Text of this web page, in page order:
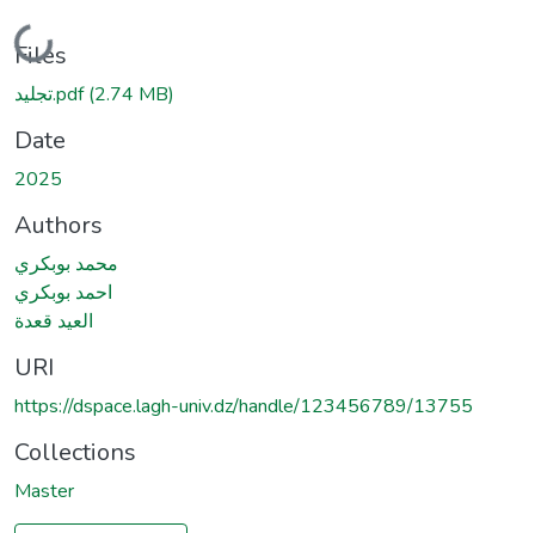
Loading...
Files
تجليد.pdf(2.74 MB)
Date
2025
Authors
محمد بوبكري
احمد بوبكري
العيد قعدة
URI
https://dspace.lagh-univ.dz/handle/123456789/13755
Collections
Master